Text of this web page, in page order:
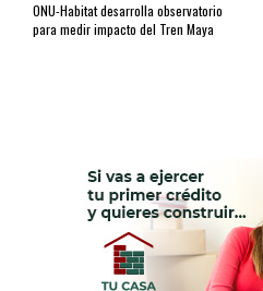
ONU-Habitat desarrolla observatorio
para medir impacto del Tren Maya